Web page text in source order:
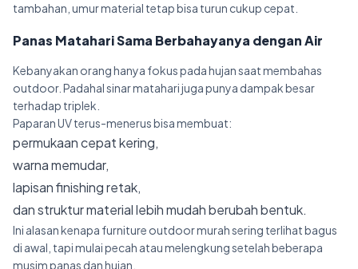
tambahan, umur material tetap bisa turun cukup cepat.
Panas Matahari Sama Berbahayanya dengan Air
Kebanyakan orang hanya fokus pada hujan saat membahas
outdoor. Padahal sinar matahari juga punya dampak besar
terhadap triplek.
Paparan UV terus-menerus bisa membuat:
permukaan cepat kering,
warna memudar,
lapisan finishing retak,
dan struktur material lebih mudah berubah bentuk.
Ini alasan kenapa furniture outdoor murah sering terlihat bagus
di awal, tapi mulai pecah atau melengkung setelah beberapa
musim panas dan hujan.